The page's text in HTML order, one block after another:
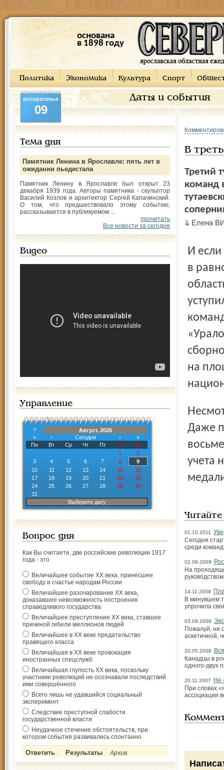
основана
в 1898 году
Политика Экономика Культура Спорт
Даты и события
воскресенье
09
Тема дня
Памятник Ленина в Ярославле: пять лет в
ожидании пьедестала
Памятник Ленину в Ярославле был открыт 23
декабря 1939 года. Авторы памятника - скульптор
Василий Козлов и архитектор Сергей Капачинский.
О том, что предшествовало этому событию,
рассказывается в публикуемом ...
прочитать
Все новости за сегодня
Видео
Управление
?
Август, 2026
«
‹ Сегодня ›
»
Пн
Вт Ср Чт Пт Сб
Вс
1
2
3
4 5 6 7 8
9
10
11 12 13 14 15
16
17
18 19 20 21 22
23
24
25 26 27 28 29
30
31
Выберите дату
Вопрос дня
Как Вы считаете, две российские революции 1917
года - это
Величайшее событие ХХ века, принёсшее
свободу и счастье народам России
Величайшее разочарование ХХ века,
доказавшее невозможность построения
справедливого государства
Величайшее преступление ХХ века, ставшее
причиной гибели миллионов людей
Величайшее в ХХ веке предательство
правящего класса
Величайшая в ХХ веке провокация
иностранных спецслужб
Величайшая глупость ХХ века, поскольку
участники революций не осознавали последствий
ими совершённого
Всего лишь не удавшийся социальный
эксперимент
Следствие преступной слабости
государственной власти
Неудачное стечение обстоятельств, при
котором события развивались спонтанно
Архив
В
Третий
команд
Елена
И если матчи с хозяйками тура «Ярославна-ТМЗ» провела
в
на
Несмотря на неудачу, беспокоиться болельщикам рано.
Даже
учета
01.10.2011
Сегодня
среди
02.09.2009
На
14.11.2008
В минувшем
упрочила
03.09.2008
Пожалуй, ни
аскетичной,
20.05.2008
Канадцы в
одного-двух
20.11.2007
Не
При словах
ассоциации